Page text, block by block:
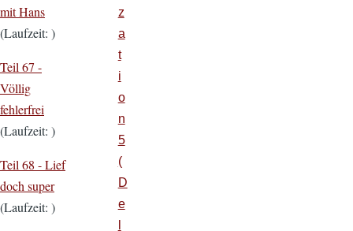
mit Hans
(Laufzeit: )
Teil 67 -
Völlig
fehlerfrei
(Laufzeit: )
Teil 68 -Lief
doch super
(Laufzeit: )
z
a
t
i
o
n
5
(
D
e